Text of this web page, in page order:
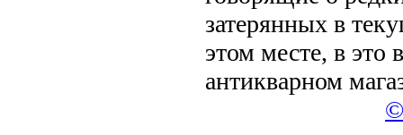
затерянных в
этом месте, в это
антикварном